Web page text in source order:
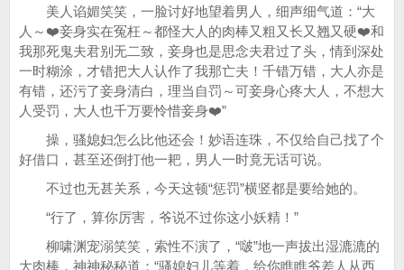
美人谄媚笑笑，一脸讨好地望着男人，细声细气道：“大
人～❤️妾身实在冤枉～都怪大人的肉棒又粗又长又翘又硬❤️和
我那死鬼夫君别无二致，妾身也是思念夫君过了头，情到深处
一时糊涂，才错把大人认作了我那亡夫！千错万错，大人亦是
有错，还污了妾身清白，理当自罚～可妾身心疼大人，不想大
人受罚，大人也千万要怜惜妾身❤️”
操，骚媳妇怎么比他还会！妙语连珠，不仅给自己找了个
好借口，甚至还倒打他一耙，男人一时竟无话可说。
不过也无甚关系，今天这顿“惩罚”横竖都是要给她的。
“行了，算你厉害，爷说不过你这小妖精！”
柳啸渊宠溺笑笑，索性不演了，“啵”地一声拔出湿漉漉的
大肉棒，神神秘秘道：“骚媳妇儿等着，给你瞧瞧爷差人从西